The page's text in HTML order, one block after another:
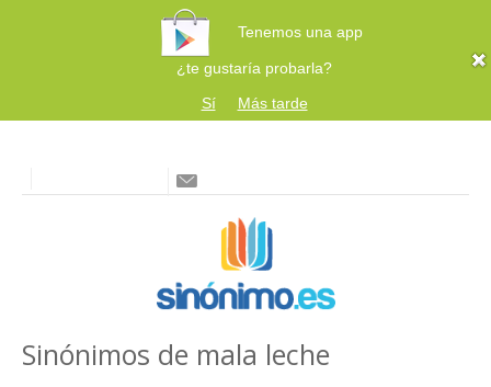
Tenemos una app
¿te gustaría probarla?
Sí
Más tarde
Sinónimos de mala leche